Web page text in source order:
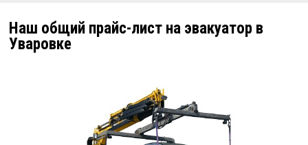
Наш общий прайс-лист на эвакуатор в
Уваровке